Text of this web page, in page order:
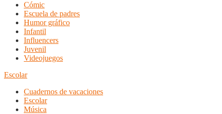
Cómic
Escuela de padres
Humor gráfico
Infantil
Influencers
Juvenil
Videojuegos
Escolar
Cuadernos de vacaciones
Escolar
Música